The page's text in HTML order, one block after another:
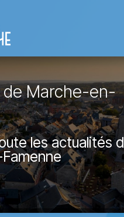
de Marche-en-
les actualités